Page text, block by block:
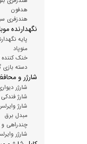
هدفون
هندزفری
نگهدارنده
پایه
منوپاد
خنک
دسته بازی
شارژر و
شارژر
شارژ فندکی
شارژ
مبدل برق
چندراهی
شارژر